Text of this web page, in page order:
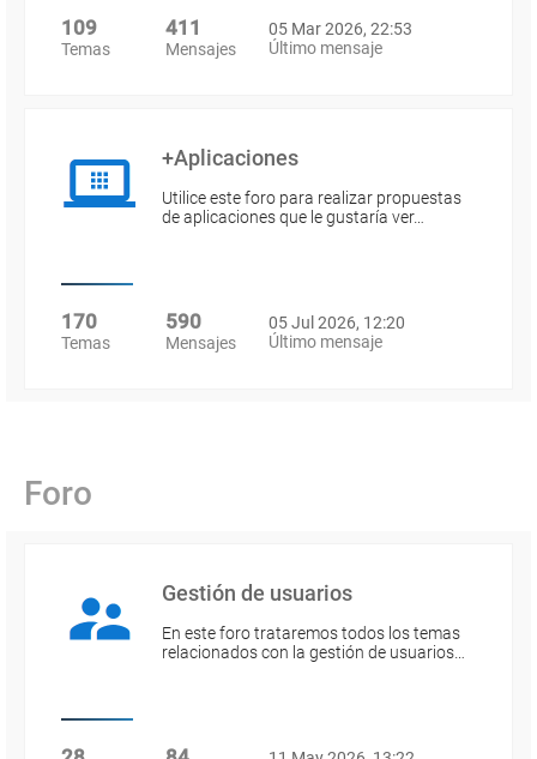
109
Temas
411
Mensajes
05 Mar 2026, 22:53
Último mensaje
+Aplicaciones
Utilice este foro para realizar propuestas
de aplicaciones que le gustaría ver…
170
Temas
590
Mensajes
05 Jul 2026, 12:20
Último mensaje
Foro
Gestión de usuarios
En este foro trataremos todos los temas
relacionados con la gestión de usuarios…